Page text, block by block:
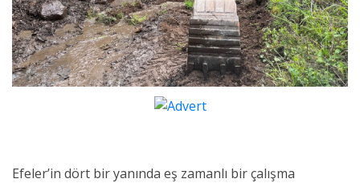
Efeler’in dört bir yanında eş zamanlı bir çalışma